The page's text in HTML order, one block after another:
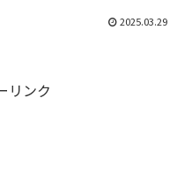
2025.03.29
リンク